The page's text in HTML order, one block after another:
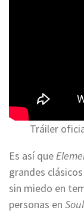
Tráiler
Es así que
grandes
sin miedo en
personas en Soul